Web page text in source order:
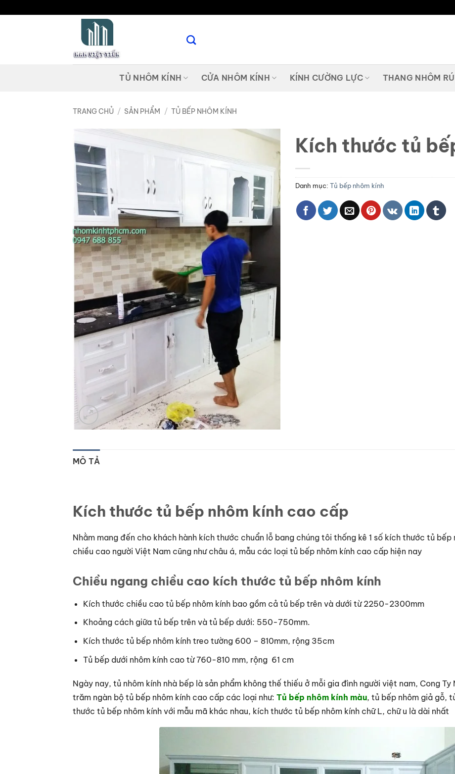
TỦ NHÔM KÍNH CỬA NHÔM KÍNH KÍNH CƯỜNG LỰC THANG NHÔM
TRANG CHỦ / SẢN PHẨM / TỦ BẾP NHÔM KÍNH
Kích thước tủ
Danh mục: Tủ bếp nhôm kính
MÔ TẢ
Kích thước tủ bếp nhôm kính cao cấp
Nhằm mang đến cho khách hành kích thước chuẩn lỗ bang chúng tôi thống kê 1 số kích thước tủ bếp
chiều cao người Việt Nam cũng như châu á, mẫu các loại tủ bếp nhôm kính cao cấp hiện nay
Chiều ngang chiều cao kích thước tủ bếp nhôm kính
Kích thước chiều cao tủ bếp nhôm kính bao gồm cả tủ bếp trên và dưới từ 2250-2300mm
Khoảng cách giữa tủ bếp trên và tủ bếp dưới: 550-750mm.
Kích thước tủ bếp nhôm kính treo tường 600 – 810mm, rộng 35cm
Tủ bếp dưới nhôm kính cao từ 760-810 mm, rộng 61 cm
Ngày nay, tủ nhôm kính nhà bếp là sản phẩm không thế thiếu ở mỗi gia đình người việt nam, Cong
trăm ngàn bộ tủ bếp nhôm kính cao cấp các loại như: Tủ bếp nhôm kính màu, tủ bếp nhôm giả gỗ,
thước tủ bếp nhôm kính với mẫu mã khác nhau, kích thước tủ bếp nhôm kính chữ L, chữ u là dài nhất